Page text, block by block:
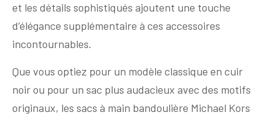
et les détails sophistiqués ajoutent une touche
d’élégance supplémentaire à ces accessoires
incontournables.
Que vous optiez pour un modèle classique en cuir
noir ou pour un sac plus audacieux avec des motifs
originaux, les sacs à main bandoulière Michael Kors